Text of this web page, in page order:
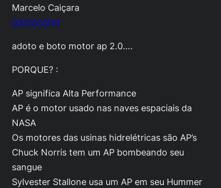
Marcelo Caiçara
03/20/2013
adoto e boto motor ap 2.0….
PORQUE? :
AP significa Alta Performance
AP é o motor usado nas naves espaciais da
NASA
Os motores das usinas hidrelétricas são AP’s
Chuck Norris tem um AP bombeando seu
sangue
Sylvester Stallone usa um AP em seu Hummer